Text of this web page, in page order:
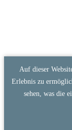
Auf dieser
Erlebnis zu
sehen, was die